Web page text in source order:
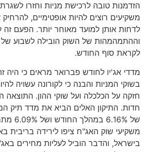
הזדמנות טובה לרכישת מניות וחזרו
משקיעים רוצים להיות אופטימיים,
לדחות אותן למועד מאוחר יותר. הפעם
וההתמהמהות של השוק הובילה לשבוע של
לקראת סוף החודש.
מדדי אג'יו לחודש פברואר מראים כי
בשוקי המניות והבנה כי לקורונה עשויה
חזקה על הכלכלה ועל שוקי ההון. התוצאה
חדות. התיקון האלים הביא את מדד תיק
של
משקיעי שוק האג"ח ציפו לירידה בריבית
בישראל, והדבר הוביל לעליות מחירים